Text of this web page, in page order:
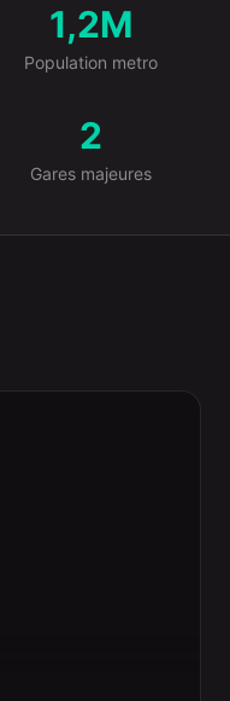
1,2M
Population metro
2
Gares majeures